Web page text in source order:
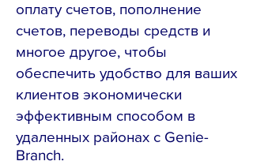
оплату счетов, пополнение
счетов, переводы средств и
многое другое, чтобы
обеспечить удобство для ваших
клиентов экономически
эффективным способом в
удаленных районах с Genie-
Branch.